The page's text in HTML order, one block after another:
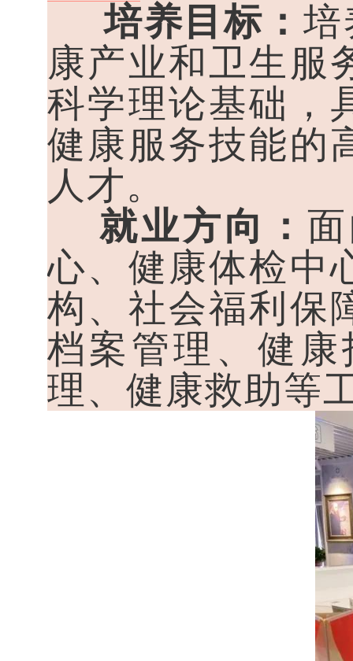
培养目标： 培
康产业和卫生服
科学理论基础，
健康服务技能的
人才。
就业方向：
心、健康体检中
构、社会福利保
档案管理、健
理、健康救助等